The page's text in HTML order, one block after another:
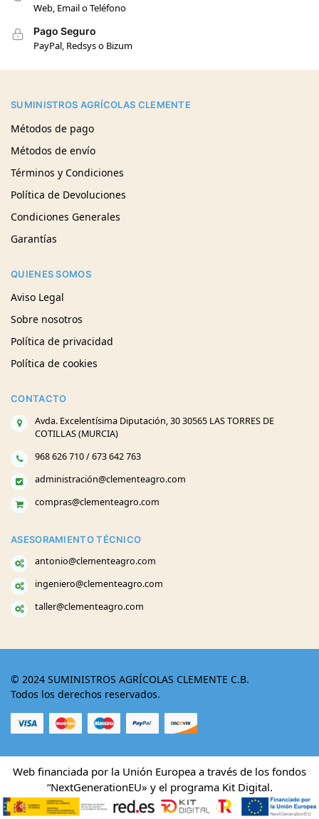
Web, Email o Teléfono
Pago Seguro
PayPal, Redsys o Bizum
SUMINISTROS AGRÍCOLAS CLEMENTE
Métodos de pago
Métodos de envío
Términos y Condiciones
Política de Devoluciones
Condiciones Generales
Garantías
QUIENES SOMOS
Aviso Legal
Sobre nosotros
Política de privacidad
Política de cookies
CONTACTO
Avda. Excelentísima Diputación, 30 30565 LAS TORRES DE
COTILLAS (MURCIA)
968 626 710 / 673 642 763
administración@clementeagro.com
compras@clementeagro.com
ASESORAMIENTO TÉCNICO
antonio@clementeagro.com
ingeniero@clementeagro.com
taller@clementeagro.com
© 2024 SUMINISTROS AGRÍCOLAS CLEMENTE C.B.
Todos los derechos reservados.
Web financiada por la Unión Europea a través de los fondos
“NextGenerationEU» y el programa Kit Digital.